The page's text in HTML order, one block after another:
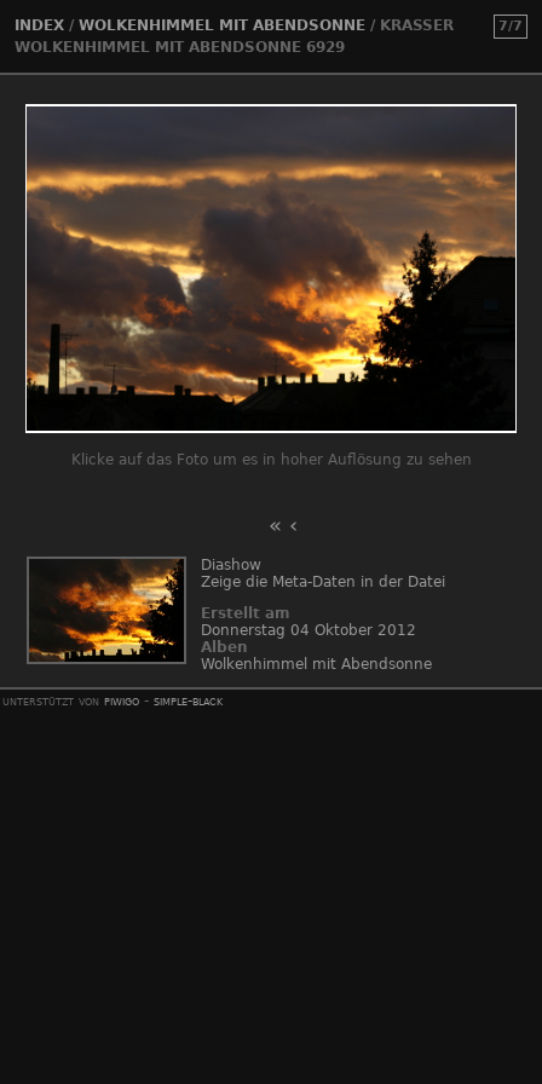
7/7
INDEX / WOLKENHIMMEL MIT ABENDSONNE / KRASSER
WOLKENHIMMEL MIT ABENDSONNE 6929
Klicke auf das Foto um es in hoher Auflösung zu sehen
« ‹
Diashow
Zeige die Meta-Daten in der Datei
Erstellt am
Donnerstag 04 Oktober 2012
Alben
Wolkenhimmel mit Abendsonne
unterstützt von piwigo - simple-black